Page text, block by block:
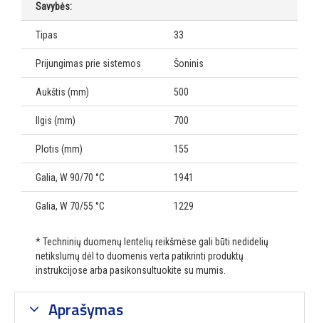
Savybės:
Tipas 33
Prijungimas prie sistemos Šoninis
Aukštis (mm) 500
Ilgis (mm) 700
Plotis (mm) 155
Galia, W 90/70 °C 1941
Galia, W 70/55 °C 1229
* Techninių duomenų lentelių reikšmėse gali būti nedidelių
netikslumų dėl to duomenis verta patikrinti produktų
instrukcijose arba pasikonsultuokite su mumis.
Aprašymas